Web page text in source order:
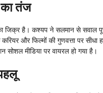
तंज
जिक्र है। कश्यप ने सलमान से सवाल
और फिल्मों की गुणवत्ता पर सीधा
सोशल मीडिया पर वायरल हो गया है।